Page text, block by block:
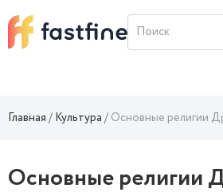
Главная Культура Основные религии
Основные религии